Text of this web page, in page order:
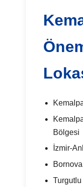
Bölgesi
İzmir-
Turgutlu